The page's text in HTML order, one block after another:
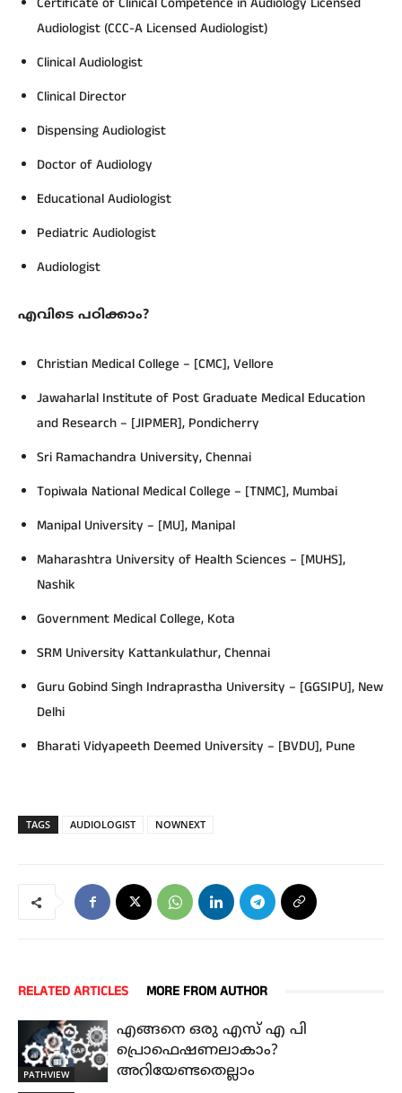
Audiologist (CCC-A Licensed Audiologist)
Clinical Audiologist
Clinical Director
Dispensing Audiologist
Doctor of Audiology
Educational Audiologist
Pediatric Audiologist
Audiologist
എവിടെ പഠിക്കാം?
Christian Medical College – [CMC], Vellore
Jawaharlal Institute of Post Graduate Medical Education
and Research – [JIPMER], Pondicherry
Sri Ramachandra University, Chennai
Topiwala National Medical College – [TNMC], Mumbai
Manipal University – [MU], Manipal
Maharashtra University of Health Sciences – [MUHS],
Nashik
Government Medical College, Kota
SRM University Kattankulathur, Chennai
Guru Gobind Singh Indraprastha University – [GGSIPU], New
Delhi
Bharati Vidyapeeth Deemed University – [BVDU], Pune
TAGS AUDIOLOGIST NOWNEXT
RELATED ARTICLES MORE FROM AUTHOR
PATHVIEW
എങ്ങനെ ഒരു എസ് എ പി
പ്രൊഫെഷണലാകാം?
അറിയേണ്ടതെല്ലാം